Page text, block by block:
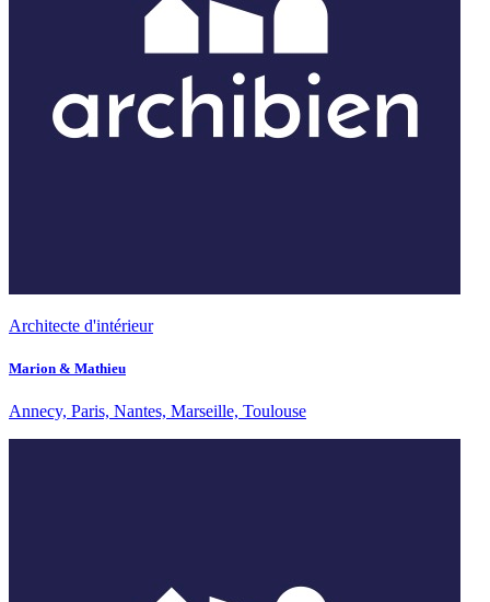
Architecte d'intérieur
Marion & Mathieu
Annecy, Paris, Nantes, Marseille, Toulouse